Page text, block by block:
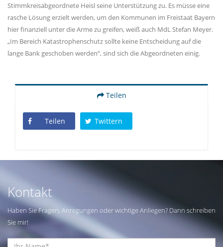
Stimmkreisabgeordnete Heisl seine Unterstützung zu. Es müsse eine
rasche Lösung erzielt werden, um den Kommunen im Freistaat Bayern
hier finanziell unter die Arme zu greifen, weiß auch MdL Stefan Meyer.
Im Bereich Katastrophenschutz sollte keine Entscheidung auf die
lange Bank geschoben werden“, sind sich die Abgeordneten einig.
Teilen
Teilen Twittern
Kontakt
Haben Sie Fragen, Anregungen oder wichtige Anliegen? Dann schreiben
Sie mir!